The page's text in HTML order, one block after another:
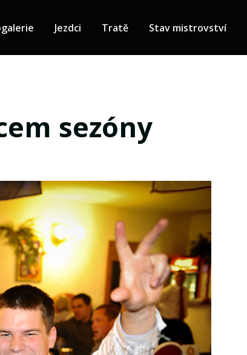
Jezdci Tratě Stav mistrovství
sezóny